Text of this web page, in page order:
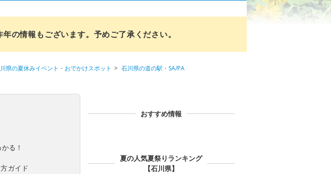
の情報もございます。予めご了承ください。
県の夏休みイベント・おでかけスポット
石川県の道の駅・SA/PA
る！
ガイド
おすすめ情報
夏の人気夏祭りランキング
【石川県】